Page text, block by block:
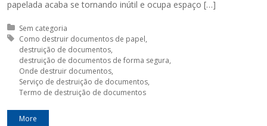
papelada acaba se tornando inútil e ocupa espaço […]
Posted in:
Sem categoria
Tagged with:
Como destruir documentos de papel
destruição de documentos
destruição de documentos de forma segura
Onde destruir documentos
Serviço de destruição de documentos
Termo de destruição de documentos
More